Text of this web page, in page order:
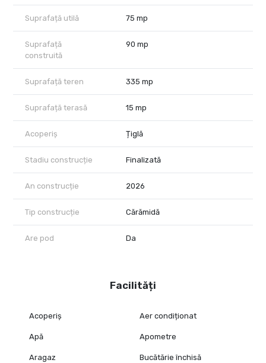
📞 Pentru detalii și programare vizionare, sună acum. 👀
Suprafață utilă 75 mp
Suprafață
construită
90 mp
Suprafață teren 335 mp
Suprafață terasă 15 mp
Acoperiș Țiglă
Stadiu construcție Finalizată
An construcție 2026
Tip construcție Cărămidă
Are pod Da
Facilități
Acoperiș Aer condiționat
Apă Apometre
Aragaz Bucătărie închisă